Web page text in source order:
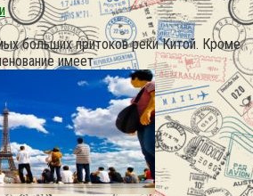
больших притоков реки Китой. Кроме
имеет